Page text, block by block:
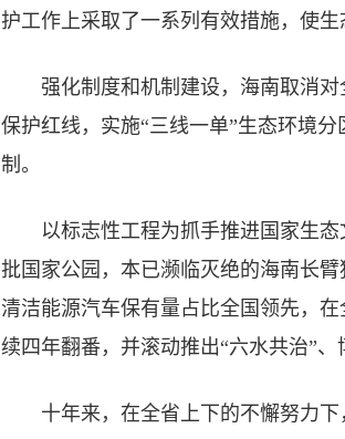
护工作上采取了一系列有效措施，使生
强化制度和机制建设，海南取消对
保护红线，实施“三线一单”生态环境
制。
以标志性工程为抓手推进国家生态
批国家公园，本已濒临灭绝的海南长
清洁能源汽车保有量占比全国领先，
续四年翻番，并滚动推出“六水共治”
十年来，在全省上下的不懈努力下